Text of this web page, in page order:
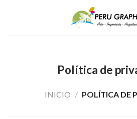
Política de
INICIO / POLÍTICA DE